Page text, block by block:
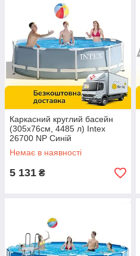
Каркасний круглий басейн
(305х76см, 4485 л) Intex
26700 NP Синій
Немає в наявності
5 131 ₴